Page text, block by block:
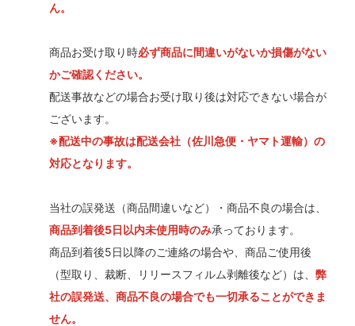
ん。
商品お受け取り時必ず商品に間違いがないか損傷がない
かご確認ください。
配送事故などの場合お受け取り後は対応できない場合が
ございます。
※配送中の事故は配送会社（佐川急便・ヤマト運輸）の
対応となります。
当社の誤発送（商品間違いなど）・商品不良の場合は、
商品到着後5日以内未使用時のみ承っております。
商品到着後5日以降のご連絡の場合や、商品ご使用後
（型取り、裁断、リリースフィルム剥離後など）は、 弊
社の誤発送、商品不良の場合でも一切承ることができま
せん。